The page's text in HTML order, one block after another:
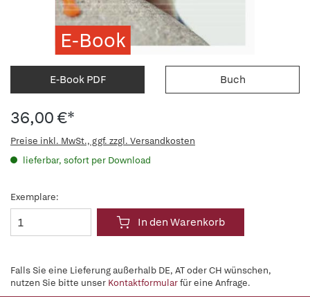
E-Book
E-Book PDF Buch
36,00 €*
Preise inkl. MwSt., ggf. zzgl. Versandkosten
lieferbar, sofort per Download
Exemplare:
In den Warenkorb
Falls Sie eine Lieferung außerhalb DE, AT oder CH wünschen,
nutzen Sie bitte unser Kontaktformularfür eine Anfrage.